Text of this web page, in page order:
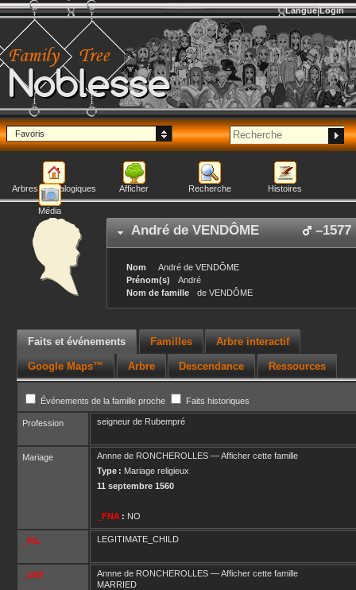
Noblesse
Langue Login
Favoris
Arbres généalogiques Afficher Recherche Histoires
Média
André de VENDÔME –1577
Nom André de VENDÔME
Prénom(s)
André
Nom de famille
de VENDÔME
Faits et événements Familles Arbre interactif
Google Maps™ Arbre Descendance Ressources
Événements de la famille proche Faits historiques
Profession seigneur de Rubempré
Mariage Annne de RONCHEROLLES —Afficher cette famille
Type : Mariage religieux
11 septembre 1560
_FNA : NO
_FIL LEGITIMATE_CHILD
_UST Annne de RONCHEROLLES —Afficher cette famille
MARRIED